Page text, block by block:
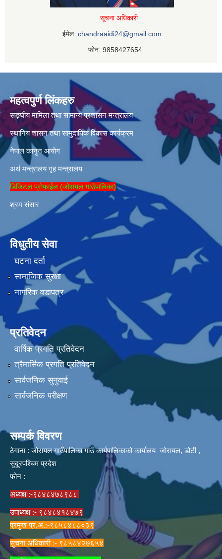
सूचना अधिकारी
ईमेल: chandraaidi24@gmail.com
फोन: 9858427654
महत्वपुर्ण लिंकहरु
सङ्घीय मामिला तथा सामान्य प्रशासन मन्त्रालय
स्थानिय शासन तथा सामुदायिक विकास कार्यक्रम
नेपाल कानुन आयोग
अर्थ मन्त्रालय गृह मन्त्रालय
डिजिटल प्रोफाईल (जोरायल गाउँपालिका)
श्रम संसार
विधुतीय सेवा
घटना दर्ता
सामाजिक सुरक्षा
नागरिक वडापत्र
प्रतिवेदन
वार्षिक प्रगति प्रतिवेदन
त्रैमार्सिक प्रगति प्रतिवेदन
सार्वजनिक सुनुवाई
सार्वजनिक परीक्षण
सम्पर्क विवरण
ठेगाना : जोरायल गाउँपालिका गाउँ कार्यपालिकाको कार्यालय जोरायल, डोटी ,
सुदूरपश्चिम प्रदेश
फोन :
अध्यक्ष :-९८४८४७८९८८
उपाध्यक्ष :- ९८४८४१८४७९
प्रमुख प्र.अ.:-९८५८४८८०३९
सुचना अधिकारी :- ९८५८४२७६५४